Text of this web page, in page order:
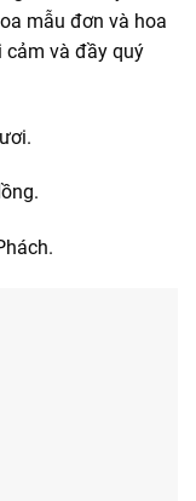
mẫu đơn và hoa
cảm và đầy quý